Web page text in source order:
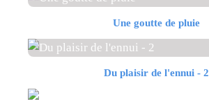
Une goutte de pluie
Du plaisir de l'ennui - 2